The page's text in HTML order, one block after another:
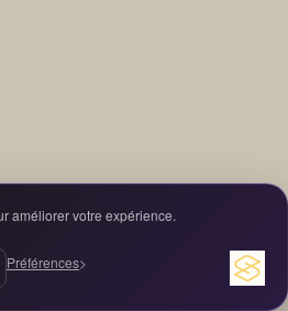
améliorer votre expérience.
Préférences